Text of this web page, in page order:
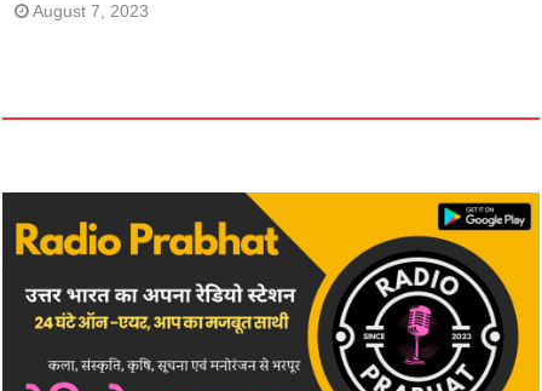
August 7, 2023